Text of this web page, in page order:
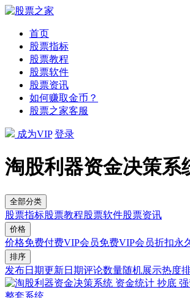
首页
股票指标
股票教程
股票软件
股票资讯
如何赚取金币？
股票之家客服
成为VIP 登录
淘股利器资金决策系
全部分类
股票指标股票教程股票软件股票资讯
价格
价格免费付费VIP会员免费VIP会员折扣永
排序
发布日期更新日期评论数量随机展示热度